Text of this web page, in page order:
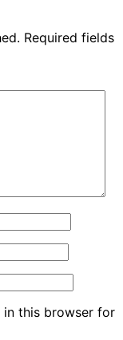
Required fields
in this browser for